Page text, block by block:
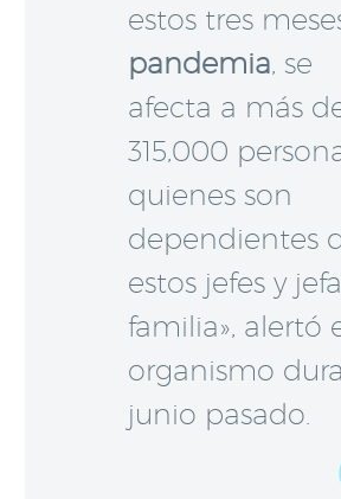
estos tres
pandemia, se
afecta a más
315,000
quienes son
dependientes
estos jefes y
familia», alertó
organismo
junio pasado.